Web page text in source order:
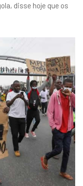
disse hoje que os